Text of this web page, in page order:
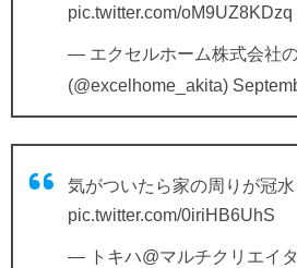
pic.twitter.com/oM9UZ8KDzq
— エクセルホーム株式会社
(@excelhome_akita)
気がついたら家の周りが冠水
pic.twitter.com/0iriHB6UhS
— トキハ@マルチクリエイ